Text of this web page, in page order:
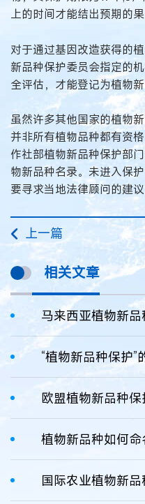
上的时间才能结出预期的
对于通过基因改造获得的
新品种保护委员会指定的
全评估，才能登记为植物新
虽然许多其他国家的植物
并非所有植物品种都有资
作社部植物新品种保护部
物新品种名录。未进入保
要寻求当地法律顾问的建议
上一篇
相关文章
马来西亚植物新
“植物新品种保护”
欧盟植物新品种保
植物新品种如何命